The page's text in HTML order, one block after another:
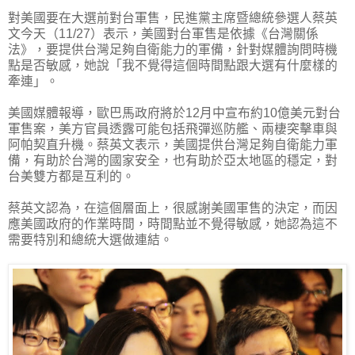
對美國要在大選前對台軍售，民進黨主席暨總統參選人蔡英
文今天（11/27）表示，美國對台軍售是依據《台灣關係
法》，要提供台灣足夠自衛能力的軍備，針對媒體詢問時機
點是否敏感，她說「我不覺得這個時間點跟大選有什麼樣的
牽連」。
美國媒體報導，歐巴馬政府將於12月中宣布約10億美元對台
軍售案，美方官員透露可能包括飛彈巡防艦、兩棲突擊車與
阿帕契直升機。蔡英文表示，美國提供台灣足夠自衛能力軍
備，有助於台灣的國家安全，也有助於亞太地區的穩定，對
台美雙方都是互利的。
蔡英文認為，在這個層面上，很感謝美國軍售的決定，而因
應美國政府的作業時間，時間點並不覺得敏感，她認為這不
需要特別和總統大選做連結。